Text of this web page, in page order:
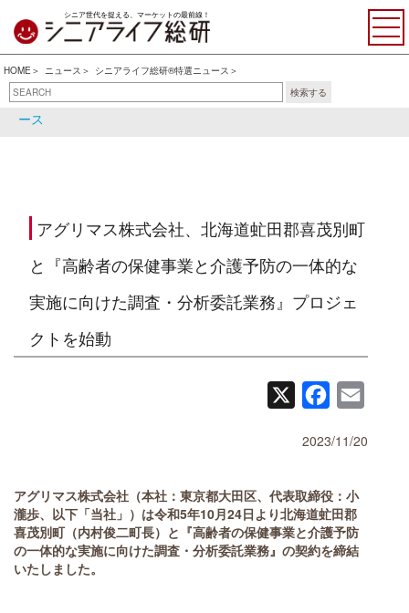
シニア世代を捉える、マーケットの最前線！
HOME ニュース
シニアライフ総研®特選ニュース
検索する
シニアライフ総研®特選ニュ
ース
シニア関連ニュース
アグリマス株式会社、北海道虻田郡喜茂別町
と『高齢者の保健事業と介護予防の一体的な
実施に向けた調査・分析委託業務』プロジェ
クトを始動
Facebook
2023/11/20
アグリマス株式会社（本社：東京都大田区、代表取締役：小
瀧歩、以下「当社」）は令和5年10月24日より北海道虻田郡
喜茂別町（内村俊二町長）と『高齢者の保健事業と介護予防
の一体的な実施に向けた調査・分析委託業務』の契約を締結
いたしました。